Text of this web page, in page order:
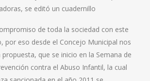
se editó un cuadernillo
de toda la sociedad con este
por eso desde el Concejo Municipal nos
que se inicio en la Semana de
contra el Abuso Infantil, la cual